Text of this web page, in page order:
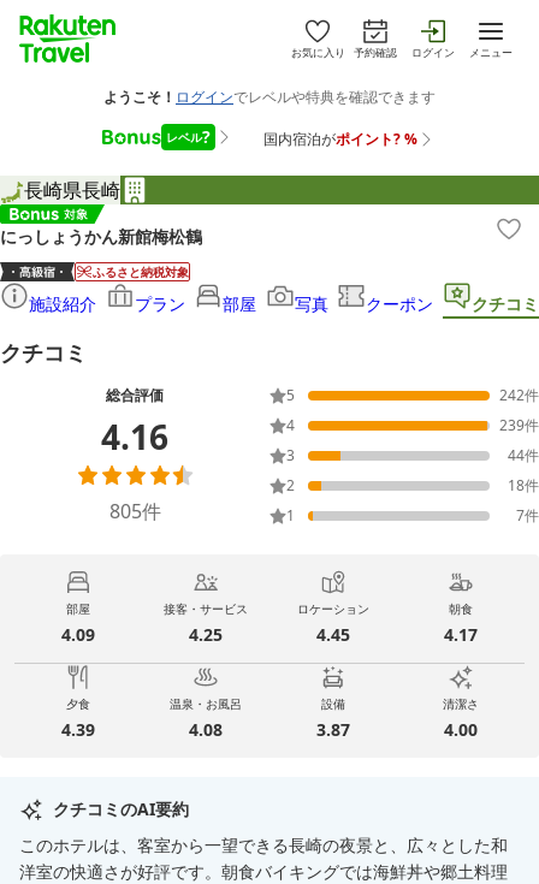
お気に入り 予約確認 ログイン メニュー
長崎県長崎
にっしょうかん新館梅松鶴
ふるさと納税対象
施設紹介 プラン 部屋 写真 クーポン クチコミ
クチコミ
総合評価
4.16
805件
5 242件
4
239件
3
44件
2
18件
1
7件
部屋
4.09
接客・サービス
4.25
ロケーション
4.45
朝食
4.17
夕食
4.39
温泉・お風呂
4.08
設備
3.87
清潔さ
4.00
クチコミのAI要約
このホテルは、客室から一望できる長崎の夜景と、広々とした和
洋室の快適さが好評です。朝食バイキングでは海鮮丼や郷土料理